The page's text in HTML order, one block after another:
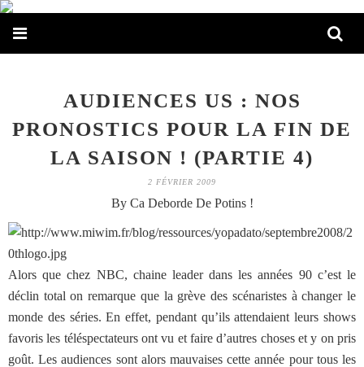
AUDIENCES US : NOS
PRONOSTICS POUR LA FIN DE
LA SAISON ! (PARTIE 4)
2 FÉVRIER 2009
By Ca Deborde De Potins !
Alors que chez NBC, chaine leader dans les années 90 c’est le
déclin total on remarque que la grève des scénaristes à changer le
monde des séries. En effet, pendant qu’ils attendaient leurs shows
favoris les téléspectateurs ont vu et faire d’autres choses et y on pris
goût. Les audiences sont alors mauvaises cette année pour tous les